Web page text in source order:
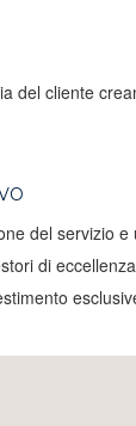
del cliente
del servizio e
di